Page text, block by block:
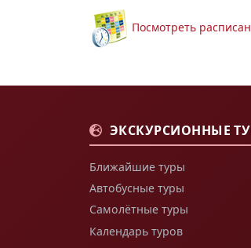
Посмотреть
ЭКСКУРСИОННЫЕ
Ближайшие туры
Автобусные туры
Самолётные туры
Календарь туров